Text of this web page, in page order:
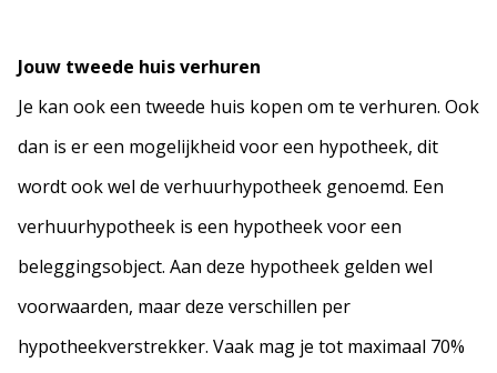
Jouw tweede huis verhuren
Je kan ook een tweede huis kopen om te verhuren. Ook
dan is er een mogelijkheid voor een hypotheek, dit
wordt ook wel de verhuurhypotheek genoemd. Een
verhuurhypotheek is een hypotheek voor een
beleggingsobject. Aan deze hypotheek gelden wel
voorwaarden, maar deze verschillen per
hypotheekverstrekker. Vaak mag je tot maximaal 70%